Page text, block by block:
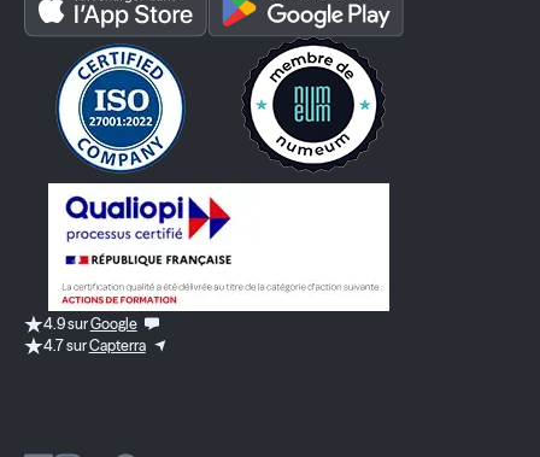
4.9 surGoogle
4.7 surCapterra